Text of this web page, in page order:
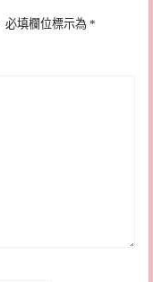
必填欄位標示為 *